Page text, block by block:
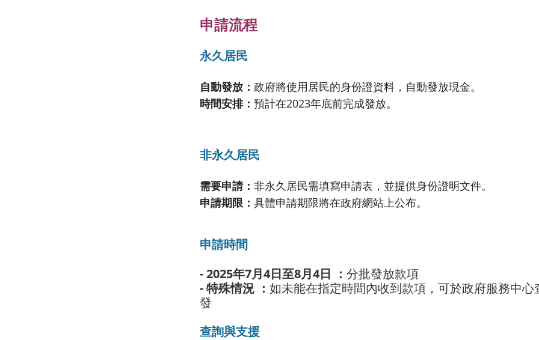
申請流程
永久居民
自動發放： 政府將使用居民的身份證資料，自動發放現金。
時間安排： 預計在2023年底前完成發放。
非永久居民
需要申請： 非永久居民需填寫申請表，並提供身份證明文件。
申請期限： 具體申請期限將在政府網站上公布。
申請時間
- 2025年7月4日至8月4日 ： 分批發放款項
- 特殊情況 ： 如未能在指定時間內收到款項，可於政府服務中心
發
查詢與支援